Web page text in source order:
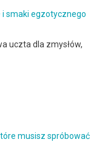
i smaki egzotycznego
uczta dla zmysłów,
musisz spróbować